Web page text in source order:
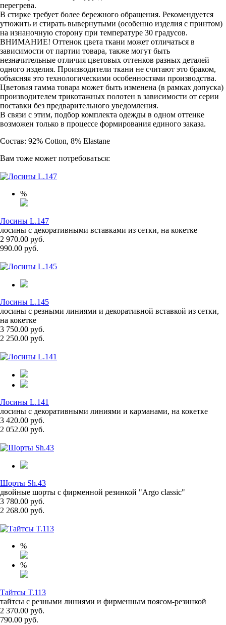
перегрева.
В стирке требует более бережного обращения. Рекомендуется
утюжить и стирать вывернутыми (особенно изделия с принтом)
на изнаночную сторону при температуре 30 градусов.
ВНИМАНИЕ! Оттенок цвета ткани может отличаться в
зависимости от партии товара, также могут быть
незначительные отличия цветовых оттенков разных деталей
одного изделия. Производители ткани не считают это браком,
объясняя это технологическими особенностями производства.
Цветовая гамма товара может быть изменена (в рамках допуска)
производителем трикотажных полотен в зависимости от серии
поставки без предварительного уведомления.
В связи с этим, подбор комплекта одежды в одном оттенке
возможен только в процессе формирования единого заказа.
Состав: 92% Cotton, 8% Elastane
Вам тоже может потребоваться:
%
Лосины L.147
лосины с декоративными вставками из сетки, на кокетке
2 970.00 руб.
990.00 руб.
Лосины L.145
лосины с резными линиями и декоративной вставкой из сетки,
на кокетке
3 750.00 руб.
2 250.00 руб.
Лосины L.141
лосины с декоративными линиями и карманами, на кокетке
3 420.00 руб.
2 052.00 руб.
Шорты Sh.43
двойные шорты с фирменной резинкой "Argo classic"
3 780.00 руб.
2 268.00 руб.
%
%
Тайтсы T.113
тайтсы с резными линиями и фирменным поясом-резинкой
2 370.00 руб.
790.00 руб.